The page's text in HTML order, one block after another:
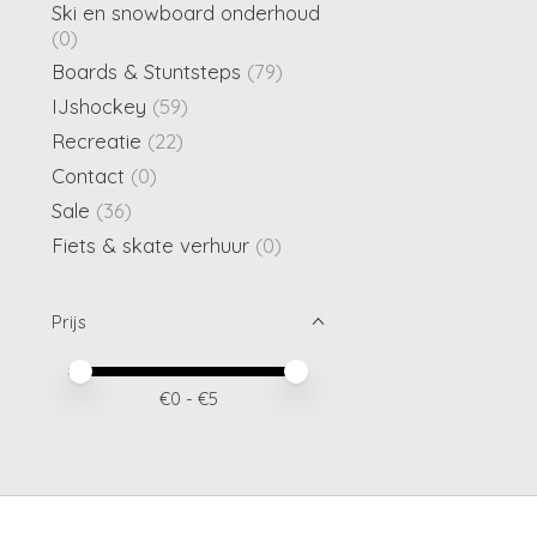
Ski en snowboard onderhoud
(0)
Boards & Stuntsteps (79)
IJshockey (59)
Recreatie (22)
Contact (0)
Sale (36)
Fiets & skate verhuur (0)
Prijs
Minimale prijswaarde
Price maximum value
€0 - €5